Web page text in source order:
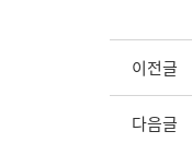
이전글
다음글